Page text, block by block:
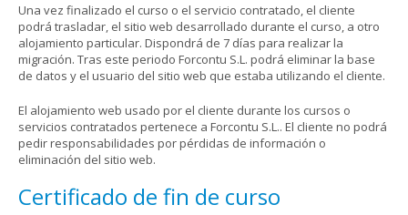
Una vez finalizado el curso o el servicio contratado, el cliente
podrá trasladar, el sitio web desarrollado durante el curso, a otro
alojamiento particular. Dispondrá de 7 días para realizar la
migración. Tras este periodo Forcontu S.L. podrá eliminar la base
de datos y el usuario del sitio web que estaba utilizando el cliente.
El alojamiento web usado por el cliente durante los cursos o
servicios contratados pertenece a Forcontu S.L.. El cliente no podrá
pedir responsabilidades por pérdidas de información o
eliminación del sitio web.
Certificado de fin de curso